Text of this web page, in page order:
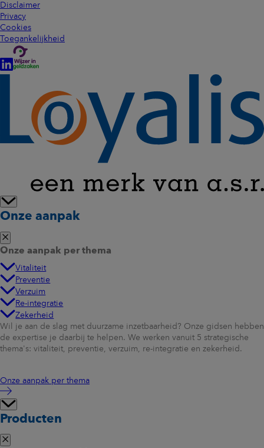
Disclaimer
Privacy
Cookies
Toegankelijkheid
Onze aanpak
Onze aanpak per thema
Vitaliteit
Preventie
Verzuim
Re-integratie
Zekerheid
Wil je aan de slag met duurzame inzetbaarheid? Onze gidsen hebben
de expertise je daarbij te helpen. We werken vanuit 5 strategische
thema's: vitaliteit, preventie, verzuim, re-integratie en zekerheid.
Onze aanpak per thema
Producten